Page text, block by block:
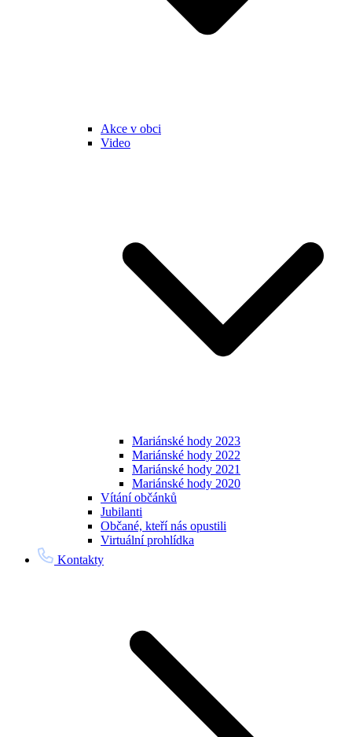
Akce v obci
Video
Mariánské hody 2023
Mariánské hody 2022
Mariánské hody 2021
Mariánské hody 2020
Vítání občánků
Jubilanti
Občané, kteří nás opustili
Virtuální prohlídka
Kontakty